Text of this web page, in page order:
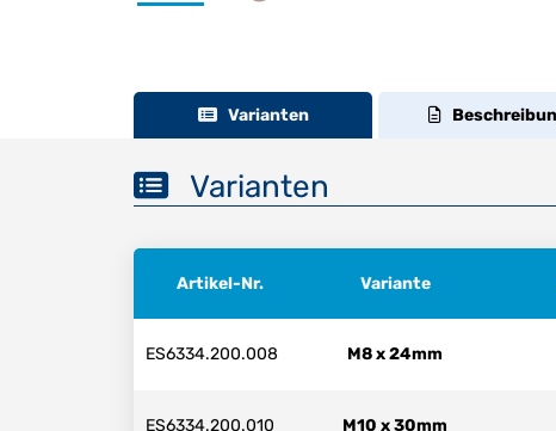
Varianten
Varianten
Artikel-Nr. Variante
ES6334.200.008 M8 x 24mm
ES6334.200.010 M10 x 30mm